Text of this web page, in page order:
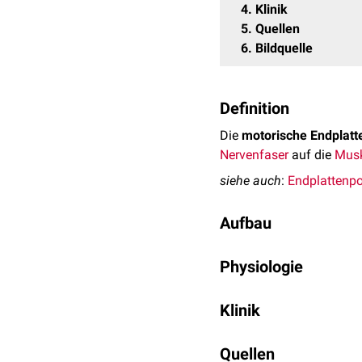
4 Klinik
5 Quellen
6 Bildquelle
Definition
Die motorische
Nervenfaserauf die
siehe auch:
Aufbau
demEndknöpfchen
einem strukturierten
Physiologie
Sie führen zu einem
(Exozytose
Klinik
man als
Quellen